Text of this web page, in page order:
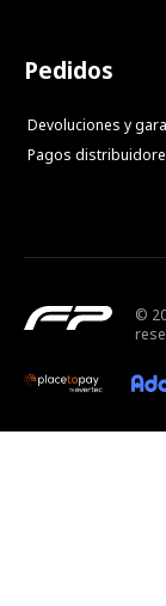
Pedidos
Devoluciones y
Pagos
©